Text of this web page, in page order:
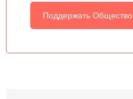
Поддержать Общество